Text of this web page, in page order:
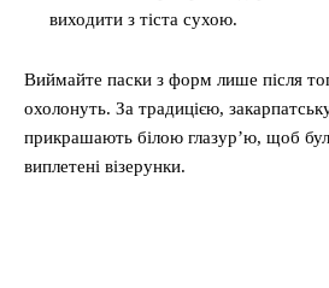
виходити з тіста сухою.
Виймайте паски з форм лише після
охолонуть. За традицією,
прикрашають білою глазур’ю, щоб
виплетені візерунки.